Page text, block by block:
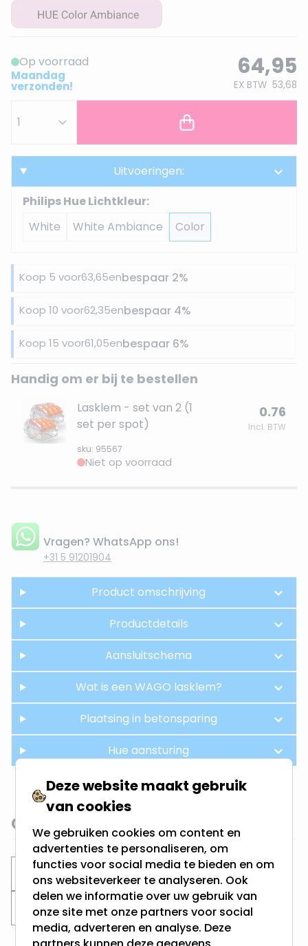
Op voorraad
Maandag
verzonden!
64,95
EX BTW 53,68
Uitvoeringen:
Philips Hue Lichtkleur:
White
White Ambiance Color
Koop 5 voor63,65enbespaar 2%
Koop 10 voor62,35enbespaar 4%
Koop 15 voor61,05enbespaar 6%
Handig om er bij te bestellen
Lasklem - set van 2 (1
set per spot)
sku: 95567
0.76
Incl. BTW
Niet op voorraad
Vragen? WhatsApp ons!
+31 5 91201904
Product omschrijving
Productdetails
Aansluitschema
Wat is een WAGO lasklem?
Plaatsing in betonsparing
Hue aansturing
Gerelateerde categorieën
Inbouwspots Philips Hue inbouwspots
Zaagmaat 70MM
Deze website maakt gebruik
van cookies
We gebruiken cookies om content en
advertenties te personaliseren, om
functies voor social media te bieden en om
ons websiteverkeer te analyseren. Ook
delen we informatie over uw gebruik van
onze site met onze partners voor social
media, adverteren en analyse. Deze